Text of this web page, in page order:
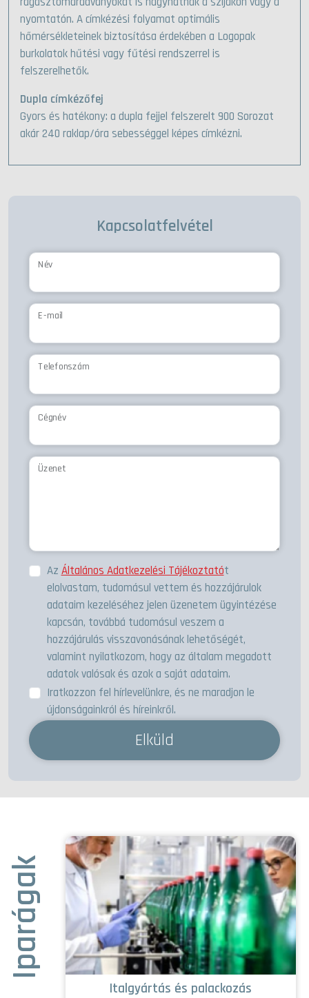
Kapcsolatfelvétel
Név
E-mail
Telefonszám
Cégnév
Üzenet
Az Általános Adatkezelési Tájékoztatót
elolvastam, tudomásul vettem és hozzájárulok
adataim kezeléséhez jelen üzenetem ügyintézése
kapcsán, továbbá tudomásul veszem a
hozzájárulás visszavonásának lehetőségét,
valamint nyilatkozom, hogy az általam megadott
adatok valósak és azok a saját adataim.
Iratkozzon fel hírlevelünkre, és ne maradjon le
újdonságainkról és híreinkről.
Elküld
nyomtatón. A címkézési folyamat optimális
hőmérsékleteinek biztosítása érdekében a Logopak
burkolatok hűtési vagy fűtési rendszerrel is
felszerelhetők.
Dupla címkézőfej
Gyors és hatékony: a dupla fejjel felszerelt 900 Sorozat
akár 240 raklap/óra sebességgel képes címkézni.
Iparágak
Italgyártás és palackozás